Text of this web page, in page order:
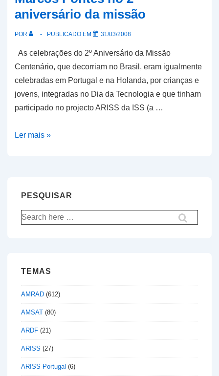
17
de
Junho,
na
Holanda
aniversário da missão
POR PUBLICADO EM 31/03/2008
As celebrações do 2º Aniversário da Missão
Centenário, que decorriam no Brasil, eram igualmente
celebradas em Portugal e na Holanda, por crianças e
jovens, integradas no Dia da Tecnologia e que tinham
participado no projecto ARISS da ISS (a …
Portugal
no
missão
Ler mais »
PESQUISAR
Pesquisar
por:
TEMAS
AMRAD (612)
AMSAT (80)
ARDF (21)
ARISS (27)
ARISS Portugal (6)